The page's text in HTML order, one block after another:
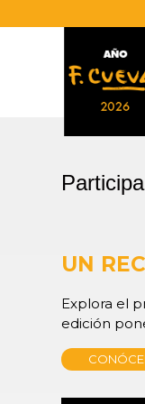
UN
Explora el
edición